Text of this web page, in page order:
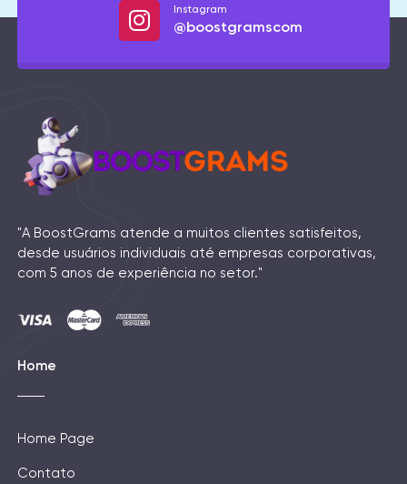
Instagram
@boostgramscom
"A BoostGrams atende a muitos clientes satisfeitos,
desde usuários individuais até empresas corporativas,
com 5 anos de experiência no setor."
Home
Home Page
Contato